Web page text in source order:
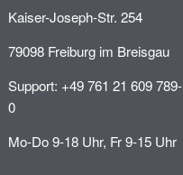
Kaiser-Joseph-Str. 254
79098 Freiburg im Breisgau
Support: +49 761 21 609 789-
0
Mo-Do 9-18 Uhr, Fr 9-15 Uhr